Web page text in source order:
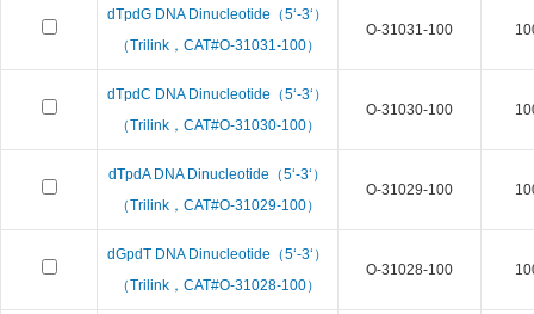
dTpdG DNA Dinucleotide（5‘-3‘）
（Trilink，CAT#O-31031-100）
O-31031-100
dTpdC DNA Dinucleotide（5‘-3‘）
（Trilink，CAT#O-31030-100）
O-31030-100
dTpdA DNA Dinucleotide（5‘-3‘）
（Trilink，CAT#O-31029-100）
O-31029-100
dGpdT DNA Dinucleotide（5‘-3‘）
（Trilink，CAT#O-31028-100）
O-31028-100